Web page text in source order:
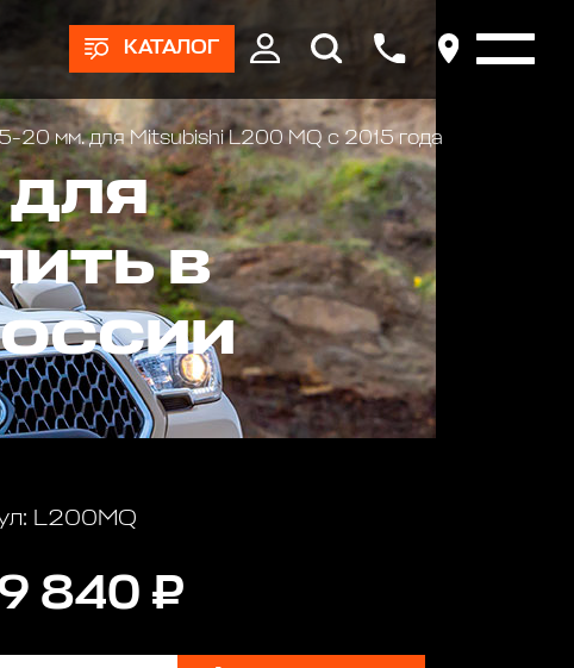
КАТАЛОГ
20 мм. для Mitsubishi L200 MQ с 2015 года
ДЛЯ
В
L200MQ
840 ₽